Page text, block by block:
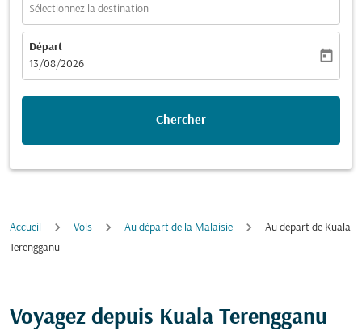
Sélectionnez la destination
Départ
fc-booking-departure-date-aria-label
13/08/2026
today
Chercher
Accueil Vols Au départ de la Malaisie
Au départ de Kuala
Terengganu
Voyagez depuis Kuala Terengganu